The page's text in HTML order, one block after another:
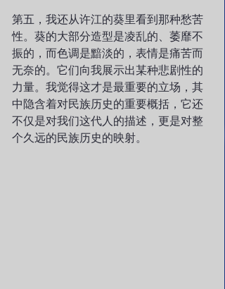
第五，我还从许江的葵里看到那种愁苦
性。葵的大部分造型是凌乱的、萎靡不
振的，而色调是黯淡的，表情是痛苦而
无奈的。它们向我展示出某种悲剧性的
力量。我觉得这才是最重要的立场，其
中隐含着对民族历史的重要概括，它还
不仅是对我们这代人的描述，更是对整
个久远的民族历史的映射。